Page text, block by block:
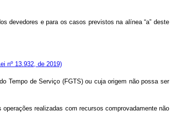
devedores e para os casos previstos na alínea “a” deste
nº 13.932, de 2019)
Tempo de Serviço (FGTS) ou cuja origem não possa ser
realizadas com recursos comprovadamente não